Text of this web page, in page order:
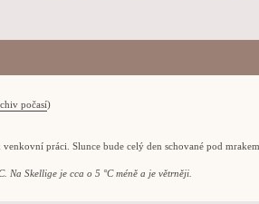
počasí)
práci. Slunce bude celý den schované pod
Na Skellige je cca o 5 °C méně a je větrněji.